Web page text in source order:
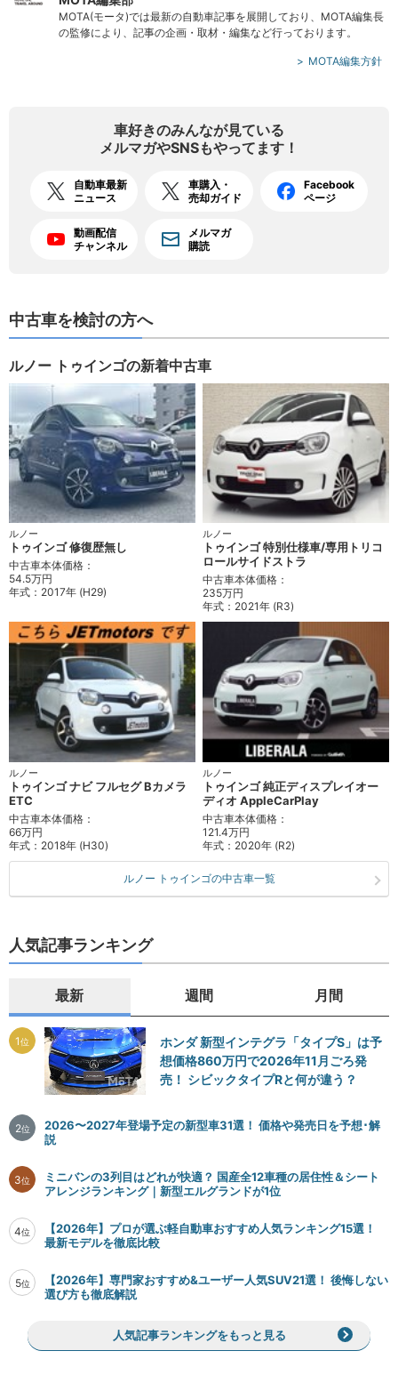
MOTA(モータ)では最新の自動車記事を展開しており、MOTA編集長
の監修により、記事の企画・取材・編集など行っております。
MOTA編集方針
車好きのみんなが見ている
メルマガやSNSもやってます！
自動車最新
ニュース
車購入・
売却ガイド
Facebook
ページ
動画配信
チャンネル
メルマガ
購読
中古車を検討の方へ
ルノー トゥインゴの新着中古車
ルノー
トゥインゴ 修復歴無し
中古車本体価格：
54.5万円
年式： 2017年 (H29)
ルノー
トゥインゴ 特別仕様車/専用トリコ
ロールサイドストラ
中古車本体価格：
235万円
年式： 2021年 (R3)
ルノー
トゥインゴ ナビ フルセグ Bカメラ
ETC
中古車本体価格：
66万円
年式： 2018年 (H30)
ルノー
トゥインゴ 純正ディスプレイオー
ディオ AppleCarPlay
中古車本体価格：
121.4万円
年式： 2020年 (R2)
ルノー トゥインゴの中古車一覧
人気記事ランキング
最新 週間 月間
1位
ホンダ 新型インテグラ「タイプS」は予
想価格860万円で2026年11月ごろ発
売！ シビックタイプRと何が違う？
2位
2026〜2027年登場予定の新型車31選！ 価格や発売日を予想･解
説
3位
ミニバンの3列目はどれが快適？ 国産全12車種の居住性＆シート
アレンジランキング｜新型エルグランドが1位
4位
【2026年】プロが選ぶ軽自動車おすすめ人気ランキング15選！
最新モデルを徹底比較
5位
【2026年】専門家おすすめ&ユーザー人気SUV21選！ 後悔しない
選び方も徹底解説
人気記事ランキングをもっと見る